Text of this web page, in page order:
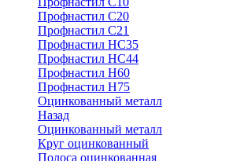
Профнастил С20
Профнастил С21
Профнастил НС35
Профнастил НС44
Профнастил Н60
Профнастил Н75
Оцинкованный металл
Назад
Оцинкованный металл
Круг оцинкованный
Полоса оцинкованная